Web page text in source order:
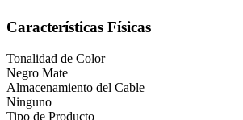
Características Físicas
Tonalidad de Color
Negro Mate
Almacenamiento del Cable
Ninguno
Tipo de Producto